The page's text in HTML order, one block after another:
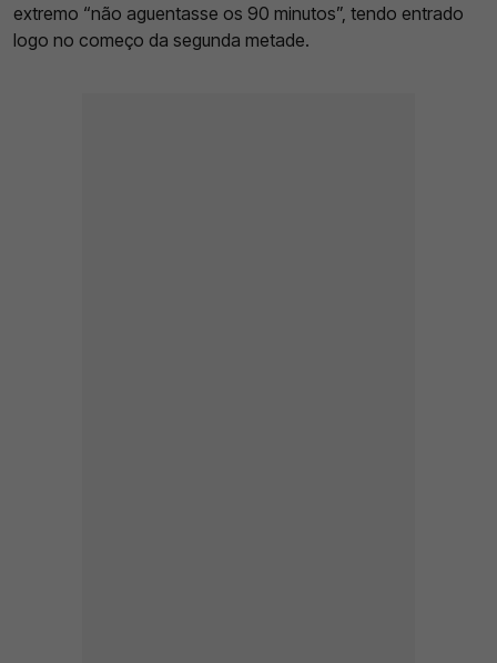
extremo “não aguentasse os 90 minutos”, tendo entrado
logo no começo da segunda metade.